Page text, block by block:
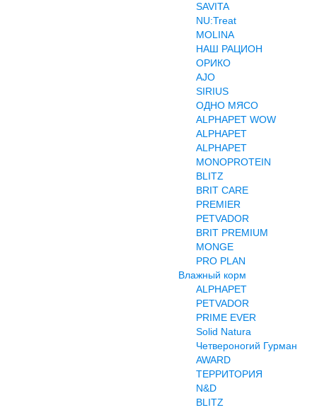
SAVITA
NU:Treat
MOLINA
НАШ РАЦИОН
ОРИКО
AJO
SIRIUS
ОДНО МЯСО
ALPHAPET WOW
ALPHAPET
ALPHAPET
MONOPROTEIN
BLITZ
BRIT CARE
PREMIER
PETVADOR
BRIT PREMIUM
MONGE
PRO PLAN
Влажный корм
ALPHAPET
PETVADOR
PRIME EVER
Solid Natura
Четвероногий Гурман
AWARD
ТЕРРИТОРИЯ
N&D
BLITZ